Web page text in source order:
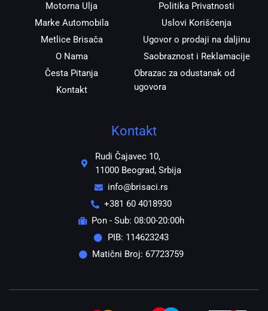
Motorna Ulja
Marke Automobila
Metlice Brisača
O Nama
Česta Pitanja
Kontakt
Politika Privatnosti
Uslovi Korišćenja
Ugovor o prodaji na daljinu
Saobraznost i Reklamacije
Obrazac za odustanak od
ugovora
Kontakt
Rudi Čajavec 10,
11000 Beograd, Srbija
info@brisaci.rs
+381 60 4018930
Pon - Sub: 08:00-20:00h
PIB: 114623243
Matični Broj: 67723759